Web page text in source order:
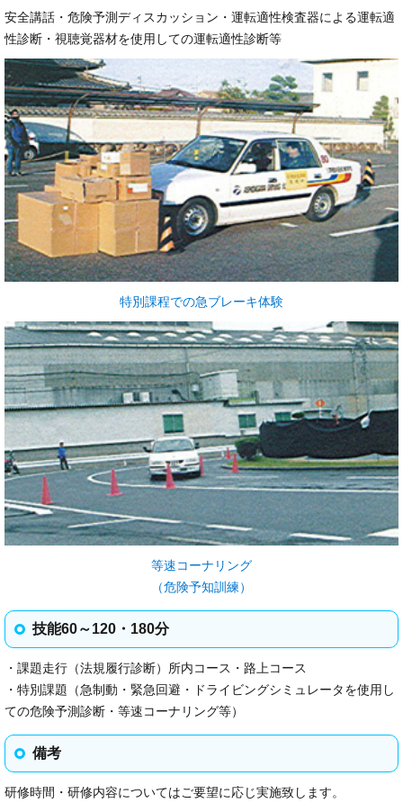
安全講話・危険予測ディスカッション・運転適性検査器による運転適
性診断・視聴覚器材を使用しての運転適性診断等
特別課程での急ブレーキ体験
等速コーナリング
（危険予知訓練）
技能60～120・180分
・課題走行（法規履行診断）所内コース・路上コース
・特別課題（急制動・緊急回避・ドライビングシミュレータを使用し
ての危険予測診断・等速コーナリング等）
備考
研修時間・研修内容についてはご要望に応じ実施致します。